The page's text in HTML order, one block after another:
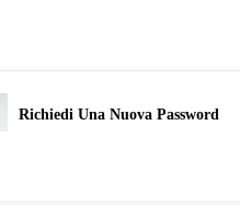
Richiedi Una Nuova Password